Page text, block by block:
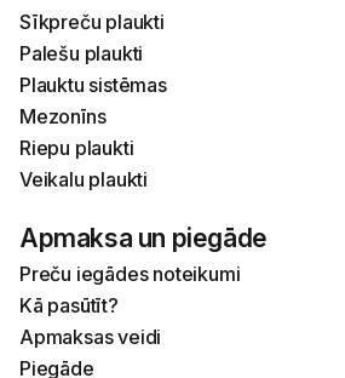
Sīkpreču plaukti
Palešu plaukti
Plauktu sistēmas
Mezonīns
Riepu plaukti
Veikalu plaukti
Apmaksa un piegāde
Preču iegādes noteikumi
Kā pasūtīt?
Apmaksas veidi
Piegāde